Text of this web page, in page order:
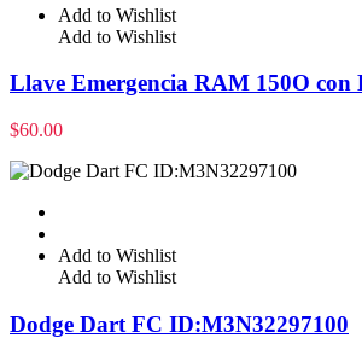
Add to Wishlist
Add to Wishlist
Llave Emergencia RAM 150O con
$60.00
Add to Wishlist
Add to Wishlist
Dodge Dart FC ID:M3N32297100